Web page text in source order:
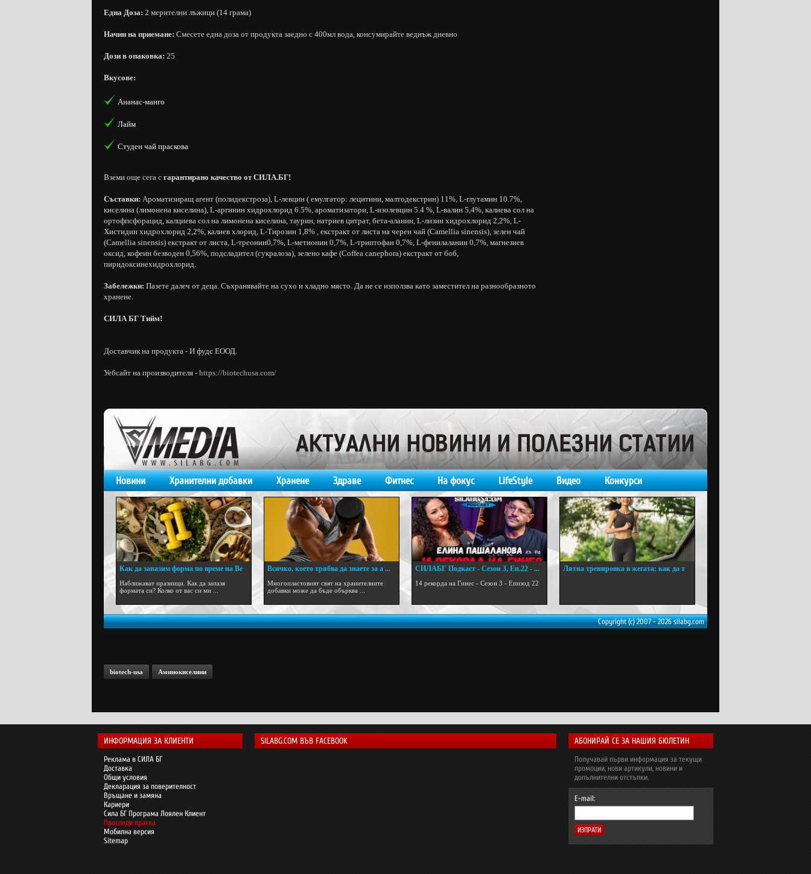
Една Доза: 2 мерителни лъжици (14 грама)
Начин на приемане: Смесете една доза от продукта заедно с 400мл вода, консумирайте веднъж дневно
Дози в опаковка: 25
Вкусове:
Ананас-манго
Лайм
Студен чай праскова
Вземи още сега с гарантирано качество от СИЛА.БГ!
Съставки: Ароматизиращ агент (полидекстроза), L-левцин ( емулгатор: лецитини, малтодекстрин) 11%, L-глутамин 10.7%,
киселина (лимонена киселина), L-аргинин хидрохлорид 6.5%, ароматизатори, L-изолевцин 5.4 %, L-валин 5,4%, калиева сол на
ортофпсфорацид, калциева сол на лимонена киселина, таурин, натриев цитрат, бета-аланин, L-лизин хидрохлорид 2,2%, L-
Хистидин хидрохлорид 2,2%, калиев хлорид, L-Тирозин 1,8% , екстракт от листа на черен чай (Camellia sinensis), зелен чай
(Camellia sinensis) екстракт от листа, L-треонин0,7%, L-метионин 0,7%, L-триптофан 0,7%, L-фенилаланин 0,7%, магнезиев
оксид, кофеин безводен 0,56%, подсладител (сукралоза), зелено кафе (Coffea canephora) екстракт от боб,
пиридоксинехидрохлорид.
Забележки: Пазете далеч от деца. Съхранявайте на сухо и хладно място. Да не се използва като заместител на разнообразното
хранене.
СИЛА БГ Тийм!
Доставчик на продукта - И фудс ЕООД.
Уебсайт на производителя - https://biotechusa.com/
Новини Хранителни добавки Хранене Здраве Фитнес На фокус LifeStyle Видео Конкурси
Как да запазим форма по време на Ве
Наближават празници. Как да запазя
формата си? Колко от вас си ми ...
Всичко, което трябва да знаете за а ...
Многопластовият свят на хранителните
добавки може да бъде обърква ...
СИЛАБГ Подкаст - Сезон 3, Еп.22 - ...
14 рекорда на Гинес - Сезон 3 - Епизод 22
Лятна тренировка в жегата: как да т
Copyright (c) 2007 - 2026 silabg.com
biotech-usa Аминокиселини
ИНФОРМАЦИЯ ЗА КЛИЕНТИ
Реклама в СИЛА БГ
Доставка
Общи условия
Декларация за поверителност
Връщане и замяна
Кариери
Сила БГ Програма Лоялен Клиент
Проследи пратка
Мобилна версия
Sitemap
SILABG.COM ВЪВ FACEBOOK АБОНИРАЙ СЕ ЗА НАШИЯ БЮЛЕТИН
Получавай първи информация за текущи
промоции, нови артикули, новини и
допълнителни отстъпки.
E-mail: